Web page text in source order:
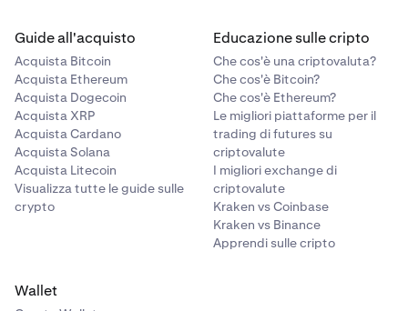
Guide all'acquisto
Acquista Bitcoin
Acquista Ethereum
Acquista Dogecoin
Acquista XRP
Acquista Cardano
Acquista Solana
Acquista Litecoin
Visualizza tutte le guide sulle
crypto
Educazione sulle cripto
Che cos'è una criptovaluta?
Che cos'è Bitcoin?
Che cos'è Ethereum?
Le migliori piattaforme per il
trading di futures su
criptovalute
I migliori exchange di
criptovalute
Kraken vs Coinbase
Kraken vs Binance
Apprendi sulle cripto
Wallet